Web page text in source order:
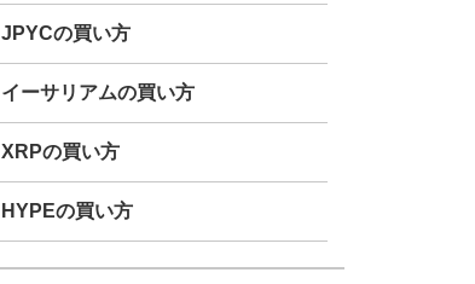
JPYCの買い方
イーサリアムの買い方
XRPの買い方
HYPEの買い方